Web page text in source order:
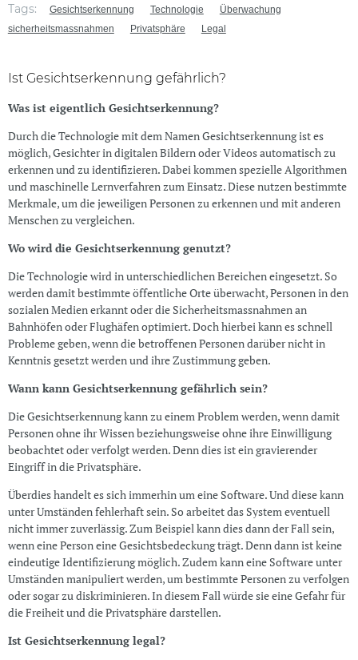
Tags: Gesichtserkennung Technologie
Überwachung
sicherheitsmassnahmen
Privatsphäre Legal
Ist Gesichtserkennung gefährlich?
Was ist eigentlich Gesichtserkennung?
Durch die Technologie mit dem Namen Gesichtserkennung ist es
möglich, Gesichter in digitalen Bildern oder Videos automatisch zu
erkennen und zu identifizieren. Dabei kommen spezielle Algorithmen
und maschinelle Lernverfahren zum Einsatz. Diese nutzen bestimmte
Merkmale, um die jeweiligen Personen zu erkennen und mit anderen
Menschen zu vergleichen.
Wo wird die Gesichtserkennung genutzt?
Die Technologie wird in unterschiedlichen Bereichen eingesetzt. So
werden damit bestimmte öffentliche Orte überwacht, Personen in den
sozialen Medien erkannt oder die Sicherheitsmassnahmen an
Bahnhöfen oder Flughäfen optimiert. Doch hierbei kann es schnell
Probleme geben, wenn die betroffenen Personen darüber nicht in
Kenntnis gesetzt werden und ihre Zustimmung geben.
Wann kann Gesichtserkennung gefährlich sein?
Die Gesichtserkennung kann zu einem Problem werden, wenn damit
Personen ohne ihr Wissen beziehungsweise ohne ihre Einwilligung
beobachtet oder verfolgt werden. Denn dies ist ein gravierender
Eingriff in die Privatsphäre.
Überdies handelt es sich immerhin um eine Software. Und diese kann
unter Umständen fehlerhaft sein. So arbeitet das System eventuell
nicht immer zuverlässig. Zum Beispiel kann dies dann der Fall sein,
wenn eine Person eine Gesichtsbedeckung trägt. Denn dann ist keine
eindeutige Identifizierung möglich. Zudem kann eine Software unter
Umständen manipuliert werden, um bestimmte Personen zu verfolgen
oder sogar zu diskriminieren. In diesem Fall würde sie eine Gefahr für
die Freiheit und die Privatsphäre darstellen.
Ist Gesichtserkennung legal?